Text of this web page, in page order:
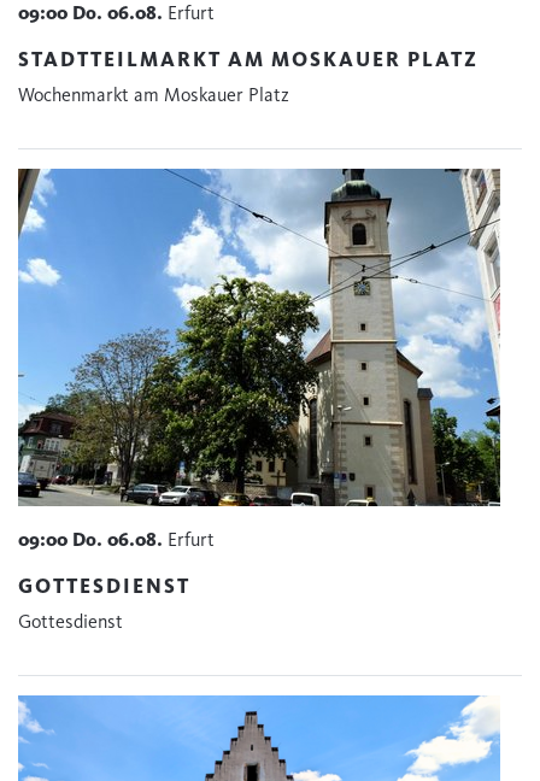
09:00 Do. 06.08. Erfurt
STADTTEILMARKT AM MOSKAUER PLATZ
Wochenmarkt am Moskauer Platz
09:00 Do. 06.08. Erfurt
GOTTESDIENST
Gottesdienst